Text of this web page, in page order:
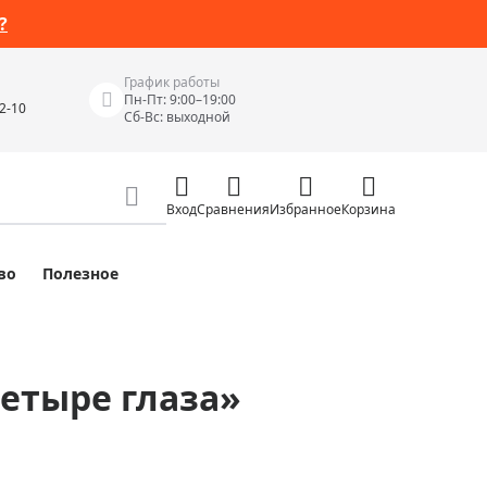
10
График работы
Пн-Пт: 9:00–19:00
Сб-Вс: выходной
Junior
Измерительные инструменты
Цифровые уровни и угломеры
ВходСравненияИзбранноеКорзина
Полезное
глаза»